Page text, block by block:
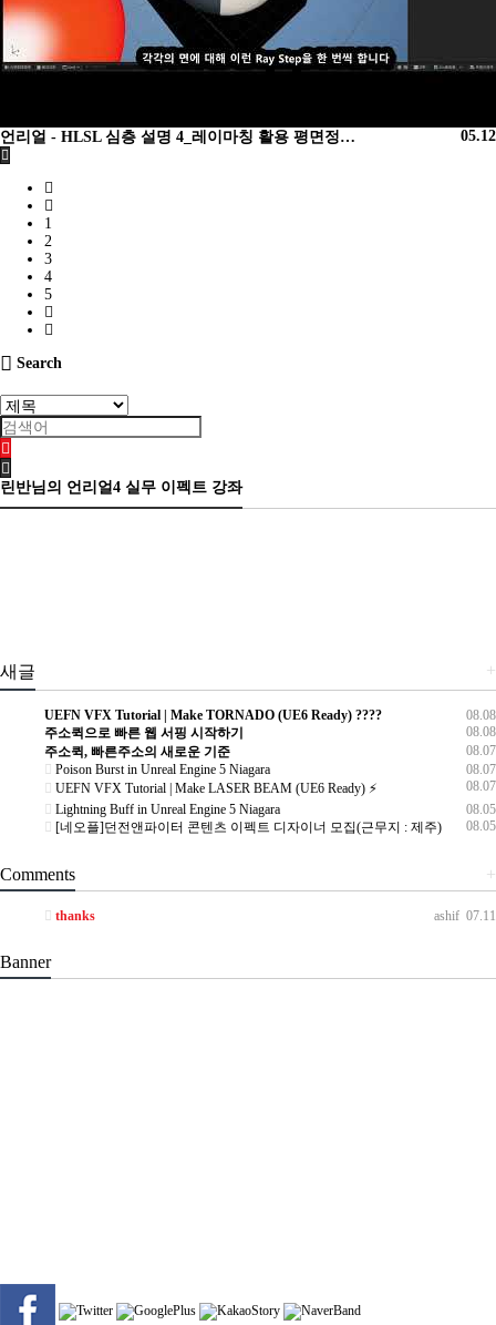
05.12
언리얼 - HLSL 심층 설명 4_레이마칭 활용 평면정…
1
2
3
4
5
Search
린반님의 언리얼4 실무 이펙트 강좌
+
새글
08.08
UEFN VFX Tutorial | Make TORNADO (UE6 Ready) ????️
08.08
주소퀵으로 빠른 웹 서핑 시작하기
08.07
주소퀵, 빠른주소의 새로운 기준
08.07
Poison Burst in Unreal Engine 5 Niagara
08.07
UEFN VFX Tutorial | Make LASER BEAM (UE6 Ready) ⚡
08.05
Lightning Buff in Unreal Engine 5 Niagara
08.05
[네오플]던전앤파이터 콘텐츠 이펙트 디자이너 모집(근무지 : 제주)
+
Comments
ashif 07.11
thanks
Banner